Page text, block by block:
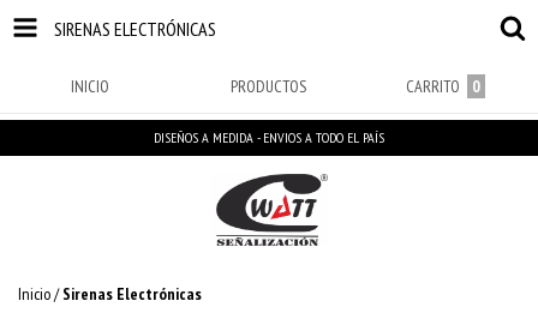
SIRENAS ELECTRÓNICAS
INICIO PRODUCTOS CARRITO 0
DISEÑOS A MEDIDA - ENVIOS A TODO EL PAÍS
Inicio/ Sirenas Electrónicas